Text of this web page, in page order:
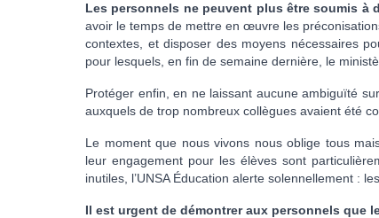
Les personnels ne peuvent plus être soumis
avoir le temps de mettre en œuvre les
contextes, et disposer des moyens nécessaires
pour lesquels, en fin de semaine dernière, le
Protéger enfin, en ne laissant aucune ambiguïté
auxquels de trop nombreux collègues avaient été
Le moment que nous vivons nous oblige tous
leur engagement pour les élèves sont
inutiles, l’UNSA Éducation alerte solennellement :
Il est urgent de démontrer aux personnels que